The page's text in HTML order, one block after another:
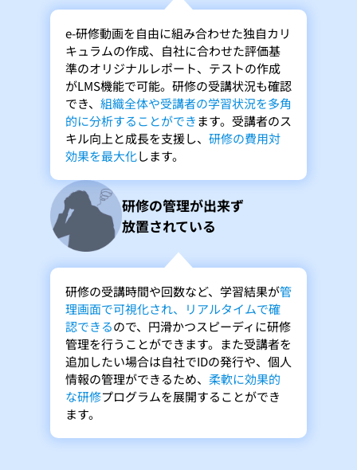
e-研修動画を自由に組み合わせた独自カリ
キュラムの作成、自社に合わせた評価基
準のオリジナルレポート、テストの作成
がLMS機能で可能。研修の受講状況も確認
でき、 組織全体や受講者の学習状況を多角
的に分析することができます。受講者のス
キル向上と成長を支援し、 研修の費用対
効果を最大化します。
研修の管理が出来ず
放置されている
研修の受講時間や回数など、学習結果が管
理画面で可視化され、リアルタイムで確
認できるので、円滑かつスピーディに研修
管理を行うことができます。また受講者を
追加したい場合は自社でIDの発行や、個人
情報の管理ができるため、 柔軟に効果的
な研修プログラムを展開することができ
ます。